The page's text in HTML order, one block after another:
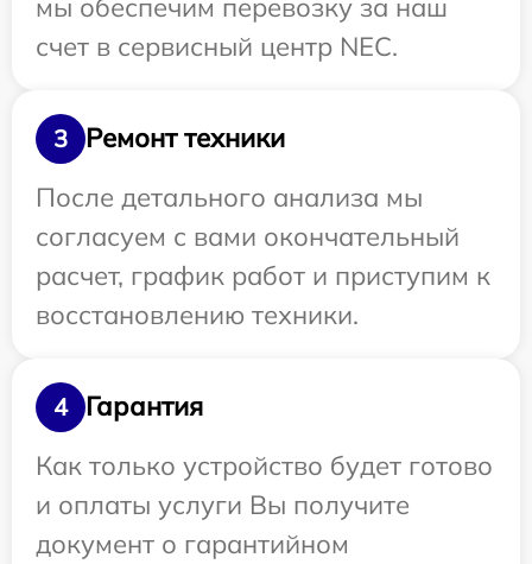
счет в сервисный центр NEC.
3
Ремонт техники
После детального анализа мы
согласуем с вами окончательный
расчет, график работ и приступим к
восстановлению техники.
4
Гарантия
Как только устройство будет готово
и оплаты услуги Вы получите
документ о гарантийном